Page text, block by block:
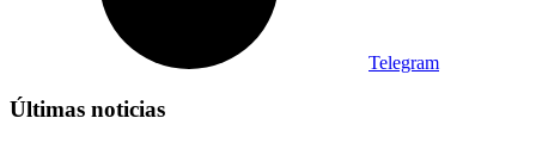
Telegram
Últimas noticias